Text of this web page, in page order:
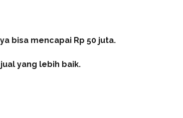
bisa mencapai Rp 50 juta.
yang lebih baik.